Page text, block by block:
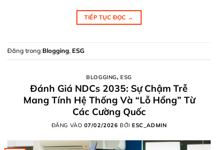
TIẾP TỤC ĐỌC →
Đăng trong Blogging, ESG
BLOGGING, ESG
Đánh Giá NDCs 2035: Sự Chậm Trễ
Mang Tính Hệ Thống Và “Lỗ Hổng” Từ
Các Cường Quốc
ĐĂNG VÀO 07/02/2026 BỞIESC_ADMIN